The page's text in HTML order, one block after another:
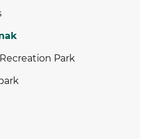
Park